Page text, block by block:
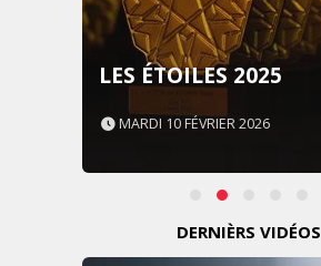
LES ÉTOILES 2025
MARDI 10 FÉVRIER 2026
DERNIÈRS VIDÉOS